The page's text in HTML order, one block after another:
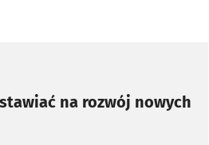
na rozwój nowych